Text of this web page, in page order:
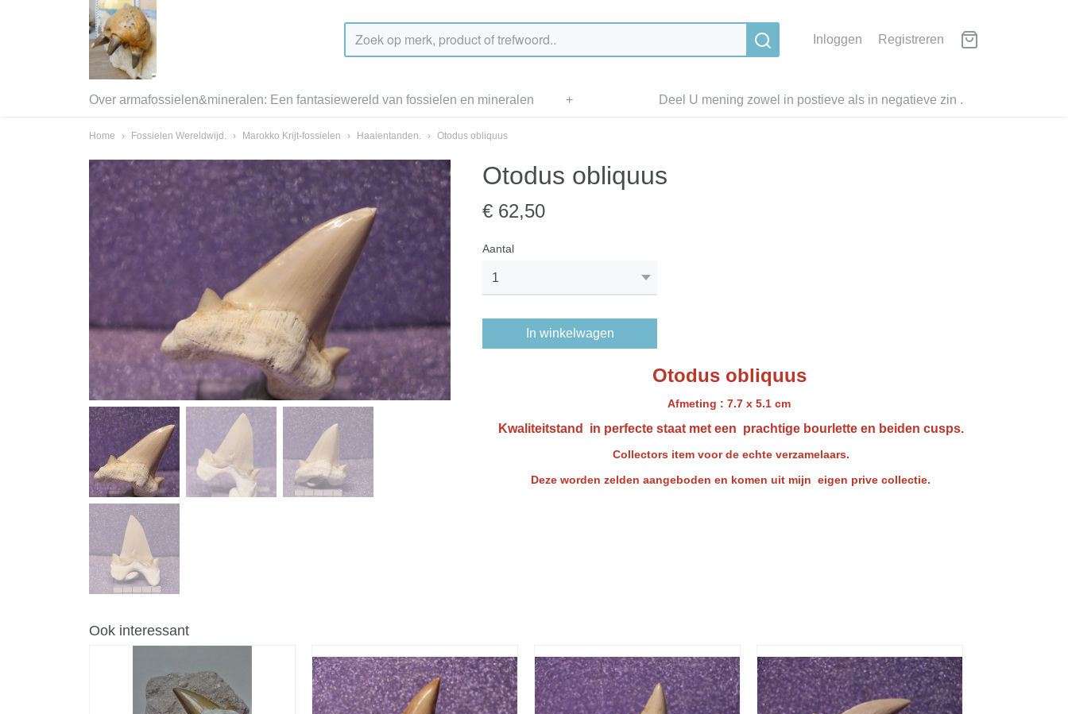
Inloggen Registreren
Deel U mening zowel in postieve als in negatieve zin .
Over armafossielen&mineralen: Een fantasiewereld van fossielen en mineralen +
Home › Fossielen Wereldwijd. › Marokko Krijt-fossielen › Haaientanden. › Otodus obliquus
Otodus obliquus
€ 62,50
Aantal
In winkelwagen
Otodus obliquus
Afmeting : 7.7 x 5.1 cm
Kwaliteitstand in perfecte staat met een prachtige bourlette en beiden cusps.
Collectors item voor de echte verzamelaars.
Deze worden zelden aangeboden en komen uit mijn eigen prive collectie.
Ook interessant